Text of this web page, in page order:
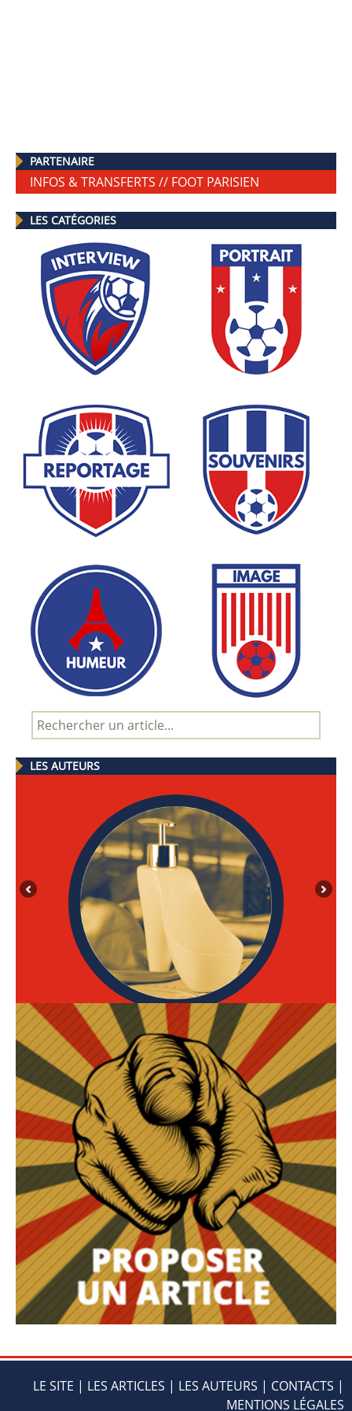
PARTENAIRE
INFOS & TRANSFERTS // FOOT PARISIEN
LES CATÉGORIES
LES AUTEURS
MEL CHAMPOU
LE SITE | LES ARTICLES | LES AUTEURS | CONTACTS |
MENTIONS LÉGALES